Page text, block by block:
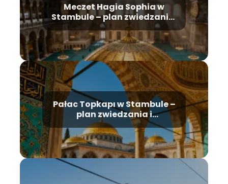
Meczet Hagia Sophia w
Stambule – plan zwiedzania,
historia, bilety
Pałac Topkapı w Stambule –
plan zwiedzania i
najważniejsze atrakcje